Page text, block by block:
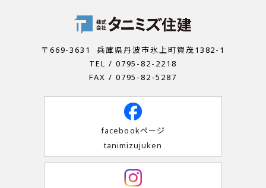
〒669-3631
兵庫県丹波市氷上町賀茂1382-1
TEL / 0795-82-2218
FAX / 0795-82-5287
facebookページ
tanimizujuken